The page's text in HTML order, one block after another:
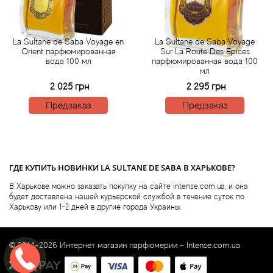
La Sultane de Saba Voyage en
Orient парфюмированная
вода 100 мл
2 025 грн
Предзаказ
La Sultane de Saba Voyage
Sur La Route Des Epices
парфюмированная вода 100
мл
2 295 грн
Предзаказ
ГДЕ КУПИТЬ НОВИНКИ LA SULTANE DE SABA В ХАРЬКОВЕ?
В Харькове можно заказать покупку на сайте intense.com.ua, и она
будет доставлена нашей курьерской службой в течение суток по
Харькову или 1-2 дней в другие города Украины.
© 2014-2026 Интернет магазин парфюмерии - Intense.com.ua
Acqua di Parma
Acqua di Sardegna
Affinessence
Afnan
Agatha Ruiz de la Prada